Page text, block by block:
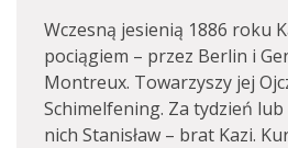
Wczesną jesienią 1886 roku
pociągiem – przez Berlin i
Montreux. Towarzyszy jej
Schimelfening. Za tydzień
nich Stanisław – brat Kazi.